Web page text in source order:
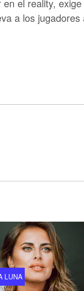
el reality,
a los jugadores
LUNA